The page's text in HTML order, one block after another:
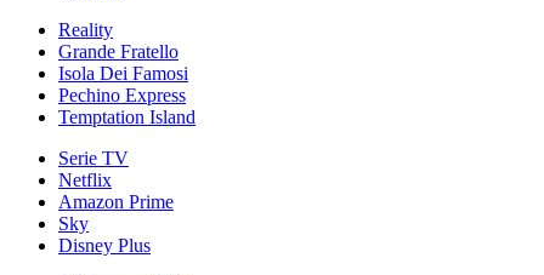
Reality
Grande Fratello
Isola Dei Famosi
Pechino Express
Temptation Island
Serie TV
Netflix
Amazon Prime
Sky
Disney Plus